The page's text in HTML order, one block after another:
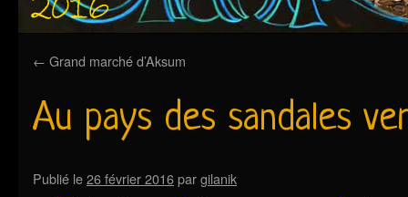
← Grand marché d’Aksum
Au pays des sandales
Publié le26 février 2016pargilanik